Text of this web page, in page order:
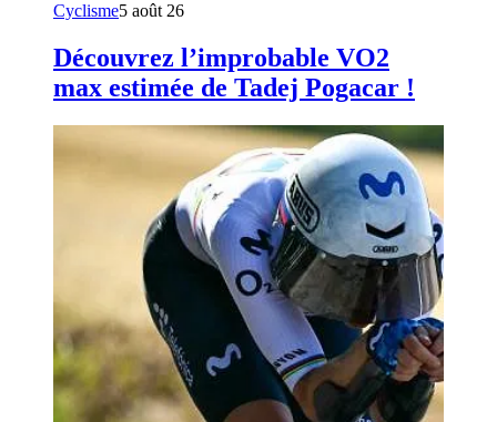
Cyclisme5 août 26
Découvrez l’improbable VO2
max estimée de Tadej Pogacar !